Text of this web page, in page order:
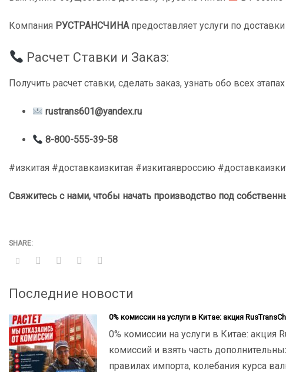
Компания РУСТРАНСЧИНАпредоставляет услуги по
Расчет Ставки и Заказ:
Получить расчет ставки, сделать заказ, узнать обо всех
rustrans601@yandex.ru
8-800-555-39-58
#изкитая #доставкаизкитая #изкитаявроссию
Свяжитесь с нами, чтобы начать производство под
Последние новости
0% комиссии на услуги в Китае: акция
0% комиссии на услуги в Китае: акция
комиссий и взять часть
правилах импорта, колебания курса